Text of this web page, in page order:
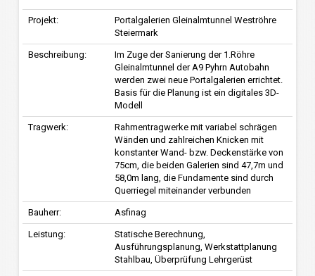
Projekt:
Portalgalerien Gleinalmtunnel Weströhre
Steiermark
Beschreibung:
Im Zuge der Sanierung der 1.Röhre
Gleinalmtunnel der A9 Pyhrn Autobahn
werden zwei neue Portalgalerien errichtet.
Basis für die Planung ist ein digitales 3D-
Modell
Tragwerk:
Rahmentragwerke mit variabel schrägen
Wänden und zahlreichen Knicken mit
konstanter Wand- bzw. Deckenstärke von
75cm, die beiden Galerien sind 47,7m und
58,0m lang, die Fundamente sind durch
Querriegel miteinander verbunden
Bauherr: Asfinag
Leistung:
Statische Berechnung,
Ausführungsplanung, Werkstattplanung
Stahlbau, Überprüfung Lehrgerüst